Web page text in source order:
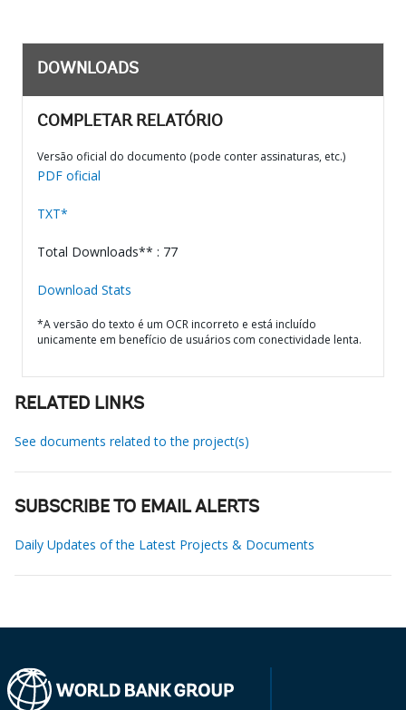
DOWNLOADS
COMPLETAR RELATÓRIO
Versão oficial do documento (pode conter assinaturas, etc.)
PDF oficial
TXT*
Total Downloads** : 77
Download Stats
*A versão do texto é um OCR incorreto e está incluído
unicamente em benefício de usuários com conectividade lenta.
RELATED LINKS
See documents related to the project(s)
SUBSCRIBE TO EMAIL ALERTS
Daily Updates of the Latest Projects & Documents